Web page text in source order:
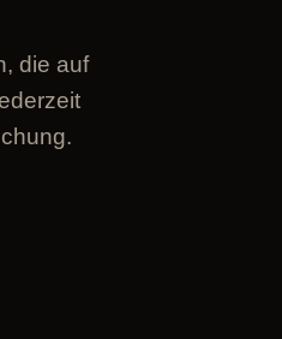
die auf